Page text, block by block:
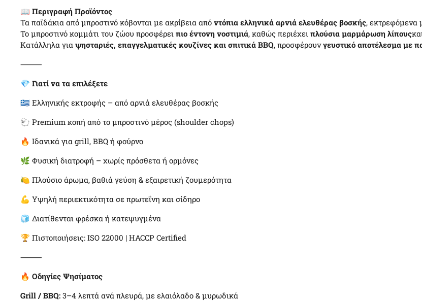
📖 Περιγραφή Προϊόντος
Τα παϊδάκια από μπροστινό κόβονται με ακρίβεια από ντόπια ελληνικά αρνιά ελευθέρας βοσκής, εκτρεφόμενα
Το μπροστινό κομμάτι του ζώου προσφέρει πιο έντονη νοστιμιά, καθώς περιέχει πλούσια μαρμάρωση λίπους
Κατάλληλα για ψησταριές, επαγγελματικές κουζίνες και σπιτικά BBQ, προσφέρουνγευστικό αποτέλεσμα με
⸻
💎 Γιατί να τα επιλέξετε
🇬🇷 Ελληνικής εκτροφής – από αρνιά ελευθέρας βοσκής
🐑 Premium κοπή από το μπροστινό μέρος (shoulder chops)
🔥 Ιδανικά για grill, BBQ ή φούρνο
🌿 Φυσική διατροφή – χωρίς πρόσθετα ή ορμόνες
🍋 Πλούσιο άρωμα, βαθιά γεύση & εξαιρετική ζουμερότητα
💪 Υψηλή περιεκτικότητα σε πρωτεΐνη και σίδηρο
🧊 Διατίθενται φρέσκα ή κατεψυγμένα
🏆 Πιστοποιήσεις: ISO 22000 | HACCP Certified
⸻
🔥 Οδηγίες Ψησίματος
Grill / BBQ: 3–4 λεπτά ανά πλευρά, με ελαιόλαδο & μυρωδικά